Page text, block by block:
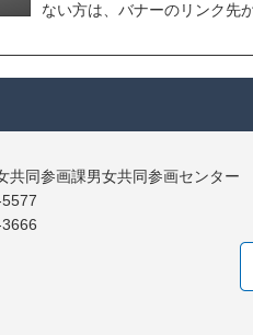
ない方は、バナーのリンク先
共同参画課男女共同参画センター